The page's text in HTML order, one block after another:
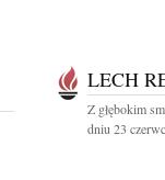
LECH
Z głębokim
dniu 23